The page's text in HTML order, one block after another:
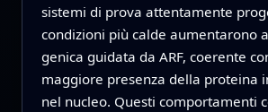
sistemi di prova attentamente
condizioni più calde aumentarono
genica guidata da ARF, coerente
maggiore presenza della proteina
nel nucleo. Questi comportamenti